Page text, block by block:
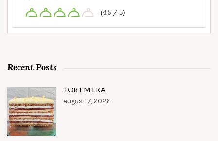
(4.5 / 5)
Recent Posts
TORT MILKA
august 7, 2026